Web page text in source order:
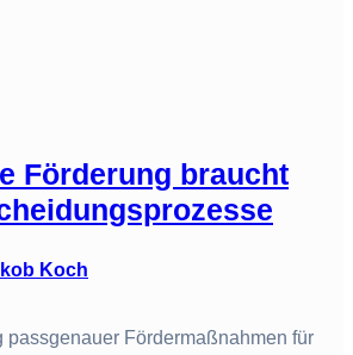
Förderung braucht
Koch
passgenauer Fördermaßnahmen für